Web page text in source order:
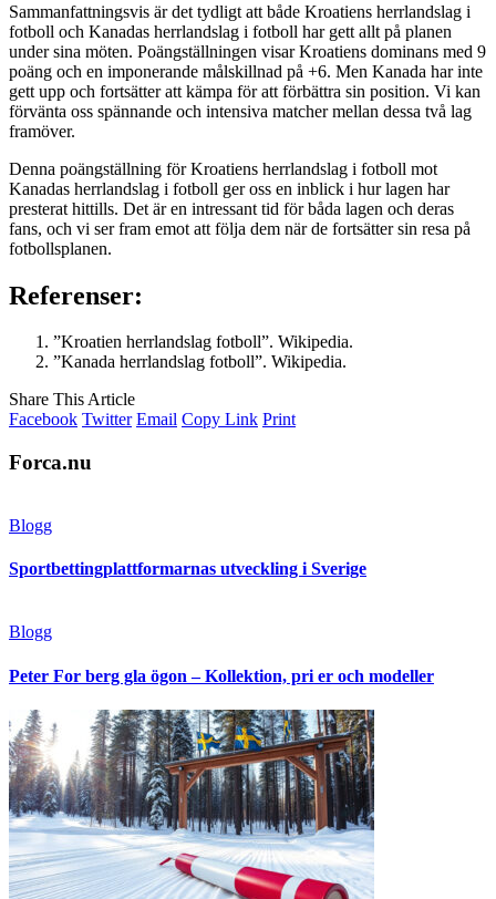
Sammanfattningsvis är det tydligt att både Kroatiens herrlandslag i
fotboll och Kanadas herrlandslag i fotboll har gett allt på planen
under sina möten. Poängställningen visar Kroatiens dominans med 9
poäng och en imponerande målskillnad på +6. Men Kanada har inte
gett upp och fortsätter att kämpa för att förbättra sin position. Vi kan
förvänta oss spännande och intensiva matcher mellan dessa två lag
framöver.
Denna poängställning för Kroatiens herrlandslag i fotboll mot
Kanadas herrlandslag i fotboll ger oss en inblick i hur lagen har
presterat hittills. Det är en intressant tid för båda lagen och deras
fans, och vi ser fram emot att följa dem när de fortsätter sin resa på
fotbollsplanen.
Referenser:
”Kroatien herrlandslag fotboll”. Wikipedia.
”Kanada herrlandslag fotboll”. Wikipedia.
Share This Article
Facebook Twitter Email Copy Link Print
Forca.nu
Blogg
Sportbettingplattformarnas utveckling i Sverige
Blogg
Peter For berg gla ögon – Kollektion, pri er och modeller